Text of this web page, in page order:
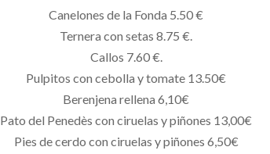
Canelones de la Fonda 5.50 €
Ternera con setas 8.75 €.
Callos 7.60 €.
Pulpitos con cebolla y tomate 13.50€
Berenjena rellena 6,10€
Pato del Penedès con ciruelas y piñones 13,00€
Pies de cerdo con ciruelas y piñones 6,50€